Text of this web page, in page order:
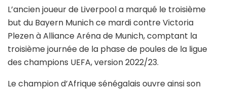
L’ancien joueur de Liverpool a marqué le troisième
but du Bayern Munich ce mardi contre Victoria
Plezen à Alliance Aréna de Munich, comptant la
troisième journée de la phase de poules de la ligue
des champions UEFA, version 2022/23.
Le champion d’Afrique sénégalais ouvre ainsi son